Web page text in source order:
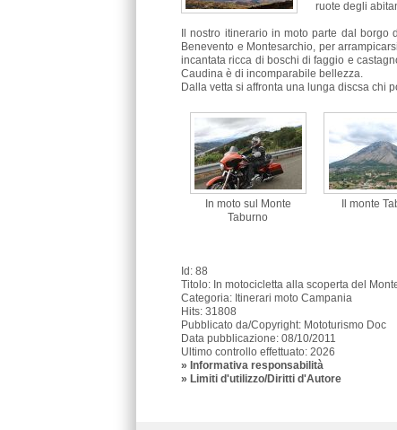
ruote degli
Il nostro itinerario in moto parte dal
Benevento e Montesarchio, per
incantata ricca di boschi di faggio e
Caudina è di incomparabile bellezza.
Dalla vetta si affronta una lunga discsa chi
In moto sul Monte
Taburno
Il monte
Id: 88
Titolo: In motocicletta alla scoperta del
Categoria: Itinerari moto Campania
Hits: 31808
Pubblicato da/Copyright: Mototurismo Doc
Data pubblicazione: 08/10/2011
Ultimo controllo effettuato: 2026
» Informativa responsabilità
» Limiti d'utilizzo/Diritti d'Autore